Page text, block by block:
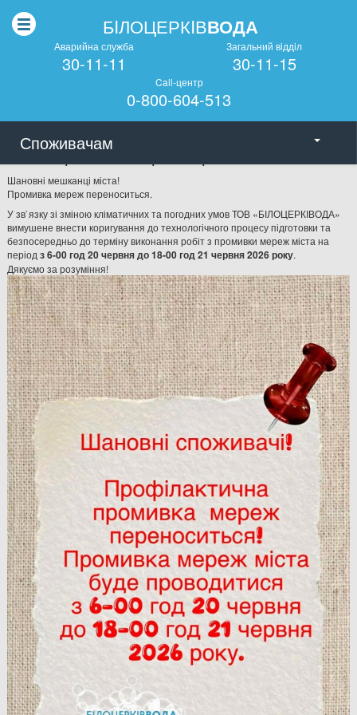
БIЛОЦЕРКIВВОДА
Аварийна служба
30-11-11
Загальний вiддiл
30-11-15
Call-центр
0-800-604-513
Споживачам
Увага!Промивка мереж переноситься
Шановні мешканці міста!
Промивка мереж переноситься.
У зв`язку зі зміною кліматичних та погодних умов ТОВ «БІЛОЦЕРКІВОДА»
вимушене внести коригування до технологічного процесу підготовки та
безпосередньо до терміну виконання робіт з промивки мереж міста на
період з 6-00 год 20 червня до 18-00 год 21 червня 2026 року.
Дякуємо за розуміння!